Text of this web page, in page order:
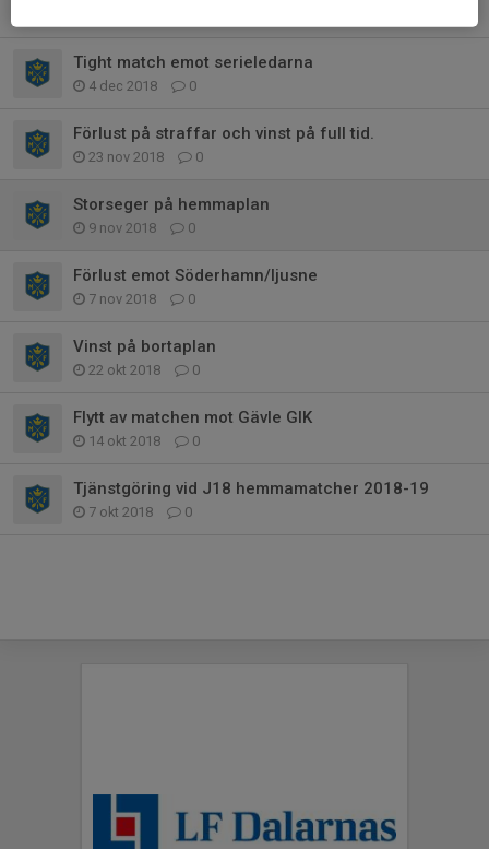
Tight match emot serieledarna
4 dec 2018 0
Förlust på straffar och vinst på full tid.
23 nov 2018 0
Storseger på hemmaplan
9 nov 2018 0
Förlust emot Söderhamn/ljusne
7 nov 2018 0
Vinst på bortaplan
22 okt 2018 0
Flytt av matchen mot Gävle GIK
14 okt 2018 0
Tjänstgöring vid J18 hemmamatcher 2018-19
7 okt 2018 0